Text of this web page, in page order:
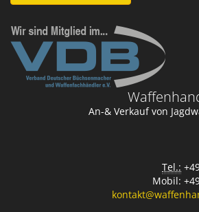
An-& Verkauf von
Tel.:
Mobil: